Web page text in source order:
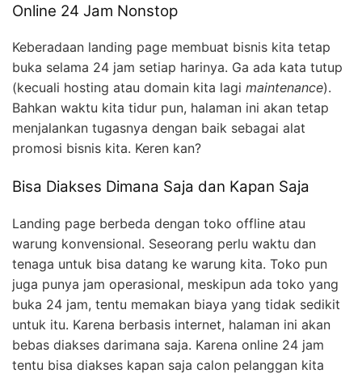
Online 24 Jam Nonstop
Keberadaan landing page membuat bisnis kita tetap
buka selama 24 jam setiap harinya. Ga ada kata tutup
(kecuali hosting atau domain kita lagi maintenance).
Bahkan waktu kita tidur pun, halaman ini akan tetap
menjalankan tugasnya dengan baik sebagai alat
promosi bisnis kita. Keren kan?
Bisa Diakses Dimana Saja dan Kapan Saja
Landing page berbeda dengan toko offline atau
warung konvensional. Seseorang perlu waktu dan
tenaga untuk bisa datang ke warung kita. Toko pun
juga punya jam operasional, meskipun ada toko yang
buka 24 jam, tentu memakan biaya yang tidak sedikit
untuk itu. Karena berbasis internet, halaman ini akan
bebas diakses darimana saja. Karena online 24 jam
tentu bisa diakses kapan saja calon pelanggan kita